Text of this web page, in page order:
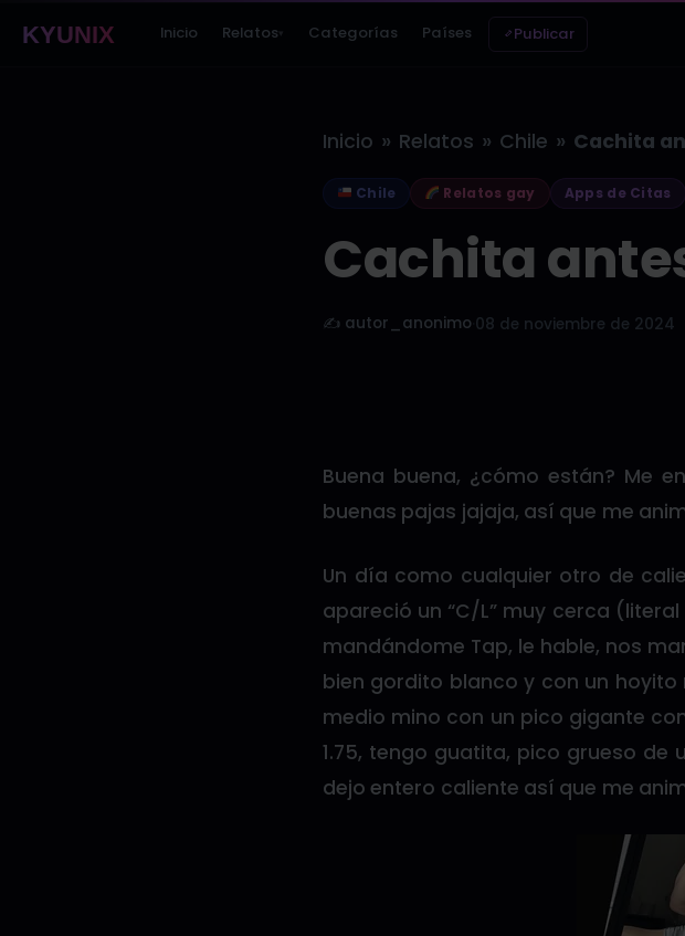
KYUNIX Inicio Relatos▾ Categorías Países Publicar
Inicio » Relatos » Chile » Cachita
Chile Relatos gay Apps de Citas
Cachita
✍️ autor_anonimo 08 de noviembre de 2024
Buena buena, ¿cómo están? Me
buenas pajas jajaja, así que me
Un día como cualquier otro de
apareció un “C/L” muy cerca
mandándome Tap, le hable, nos
bien gordito blanco y con un
medio mino con un pico gigante
1.75, tengo guatita, pico grueso de
dejo entero caliente así que me